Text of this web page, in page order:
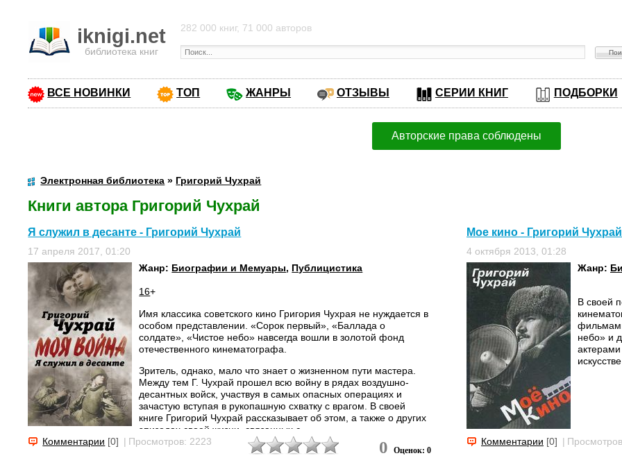
iknigi.net
библиотека книг
282 000 книг, 71 000 авторов
ВСЕ НОВИНКИ ТОП ЖАНРЫ ОТЗЫВЫ СЕРИИ КНИГ ПОДБОРКИ
Авторские права соблюдены
Электронная библиотека » Григорий Чухрай
Книги автора Григорий Чухрай
Я служил в десанте - Григорий Чухрай
17 апреля 2017, 01:20
Жанр: Биографии и Мемуары, Публицистика
16+
Имя классика советского кино Григория Чухрая не нуждается в
особом представлении. «Сорок первый», «Баллада о
солдате», «Чистое небо» навсегда вошли в золотой фонд
отечественного кинематографа.
Зритель, однако, мало что знает о жизненном пути мастера.
Между тем Г. Чухрай прошел всю войну в рядах воздушно-
десантных войск, участвуя в самых опасных операциях и
зачастую вступая в рукопашную схватку с врагом. В своей
книге Григорий Чухрай рассказывает об этом, а также о других
эпизодах своей жизни, связанных с...
Комментарии [0] | Просмотров: 2223 0 Оценок: 0
Мое кино - Григорий Чухрай
4 октября 2013, 01:28
Жанр:
В своей
небо» и
Комментарии [0] |